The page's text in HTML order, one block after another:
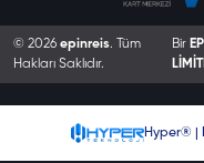
© 2026 epinreis. Tüm
Hakları Saklıdır.
Bir
Hyper® |